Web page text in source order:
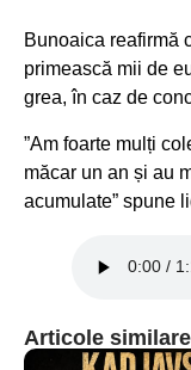
Bunoaica reafirmă
primească mii de
grea, în caz de
”Am foarte mulți
măcar un an și au
acumulate” spune
Articole